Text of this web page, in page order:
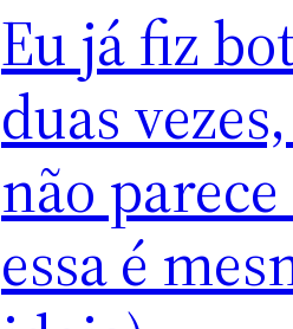
Eu já fiz
duas
não parece
essa é